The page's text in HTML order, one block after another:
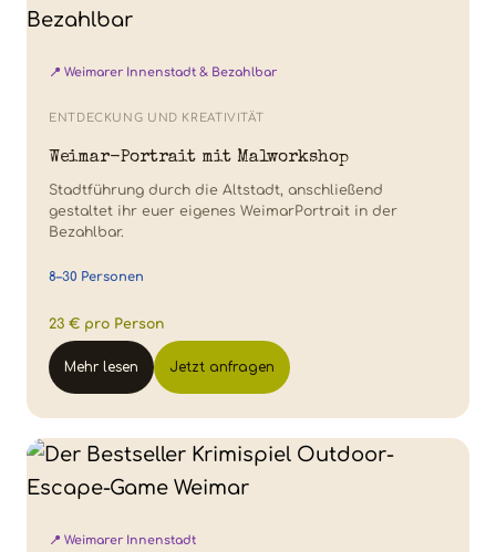
📍 Weimarer Innenstadt & Bezahlbar
ENTDECKUNG UND KREATIVITÄT
Weimar-Portrait mit Malworkshop
Stadtführung durch die Altstadt, anschließend
gestaltet ihr euer eigenes WeimarPortrait in der
Bezahlbar.
8–30 Personen
23 € pro Person
Mehr lesen Jetzt anfragen
📍 Weimarer Innenstadt